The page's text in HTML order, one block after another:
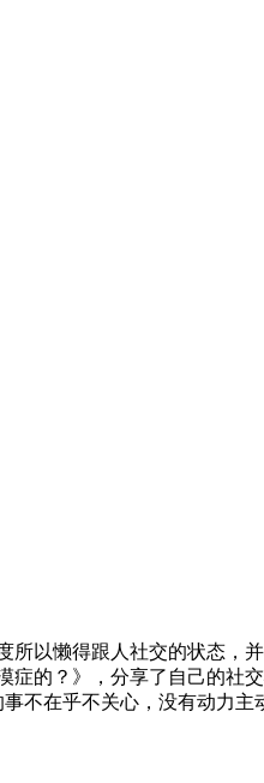
以懒得跟人社交的状态，
的？》，分享了自己的社
不在乎不关心，没有动力